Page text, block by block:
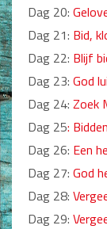
De Barbaar-
Bestellen en
Sprekers
Challenge
Bijbelstudie
Dag 20:
Dag 21: Bid,
Dag 22: Blijf
Dag 23: God
Dag 24: Zoek
Dag 25:
Dag 26: Een
Dag 27: God
Dag 28:
Dag 29: